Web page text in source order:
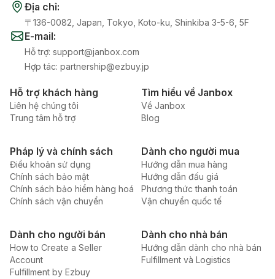
Địa chỉ:
〒136-0082, Japan, Tokyo, Koto-ku, Shinkiba 3-5-6, 5F
E-mail:
Hỗ trợ: support@janbox.com
Hợp tác: partnership@ezbuy.jp
Hỗ trợ khách hàng
Liên hệ chúng tôi
Trung tâm hỗ trợ
Tìm hiểu về Janbox
Về Janbox
Blog
Pháp lý và chính sách
Điều khoản sử dụng
Chính sách bảo mật
Chính sách bảo hiểm hàng hoá
Chính sách vận chuyển
Dành cho người mua
Hướng dẫn mua hàng
Hướng dẫn đấu giá
Phương thức thanh toán
Vận chuyển quốc tế
Dành cho người bán
How to Create a Seller
Account
Fulfillment by Ezbuy
Dành cho nhà bán
Hướng dẫn dành cho nhà bán
Fulfillment và Logistics